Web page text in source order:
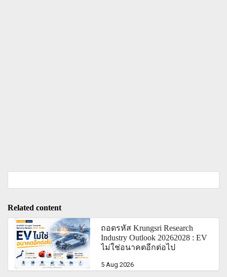
Related content
ถอดรหัส Krungsri Research
Industry Outlook 20262028 : EV
ไม่ใช่อนาคตอีกต่อไป
5 Aug 2026